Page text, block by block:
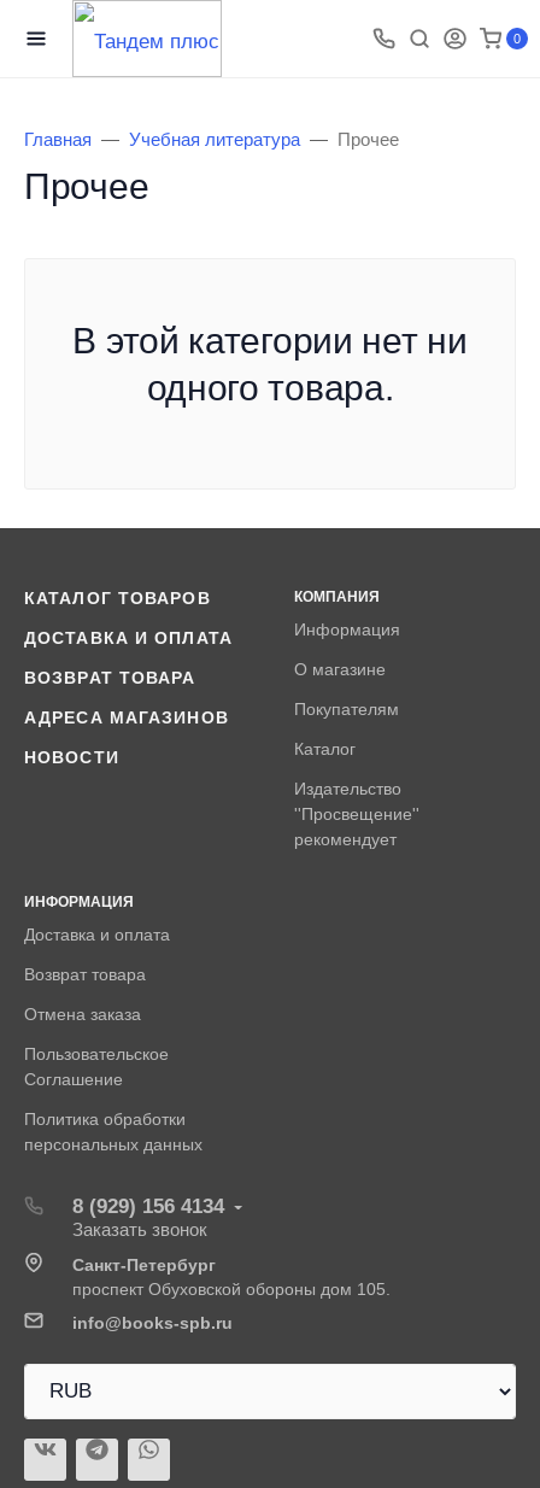
0
Главная Учебная литература Прочее
Прочее
В этой категории нет ни
одного товара.
КАТАЛОГ ТОВАРОВ
ДОСТАВКА И ОПЛАТА
ВОЗВРАТ ТОВАРА
АДРЕСА МАГАЗИНОВ
НОВОСТИ
КОМПАНИЯ
Информация
О магазине
Покупателям
Каталог
Издательство
''Просвещение''
рекомендует
ИНФОРМАЦИЯ
Доставка и оплата
Возврат товара
Отмена заказа
Пользовательское
Соглашение
Политика обработки
персональных данных
8 (929) 156 4134
Заказать звонок
Санкт-Петербург
проспект Обуховской обороны дом 105.
info@books-spb.ru